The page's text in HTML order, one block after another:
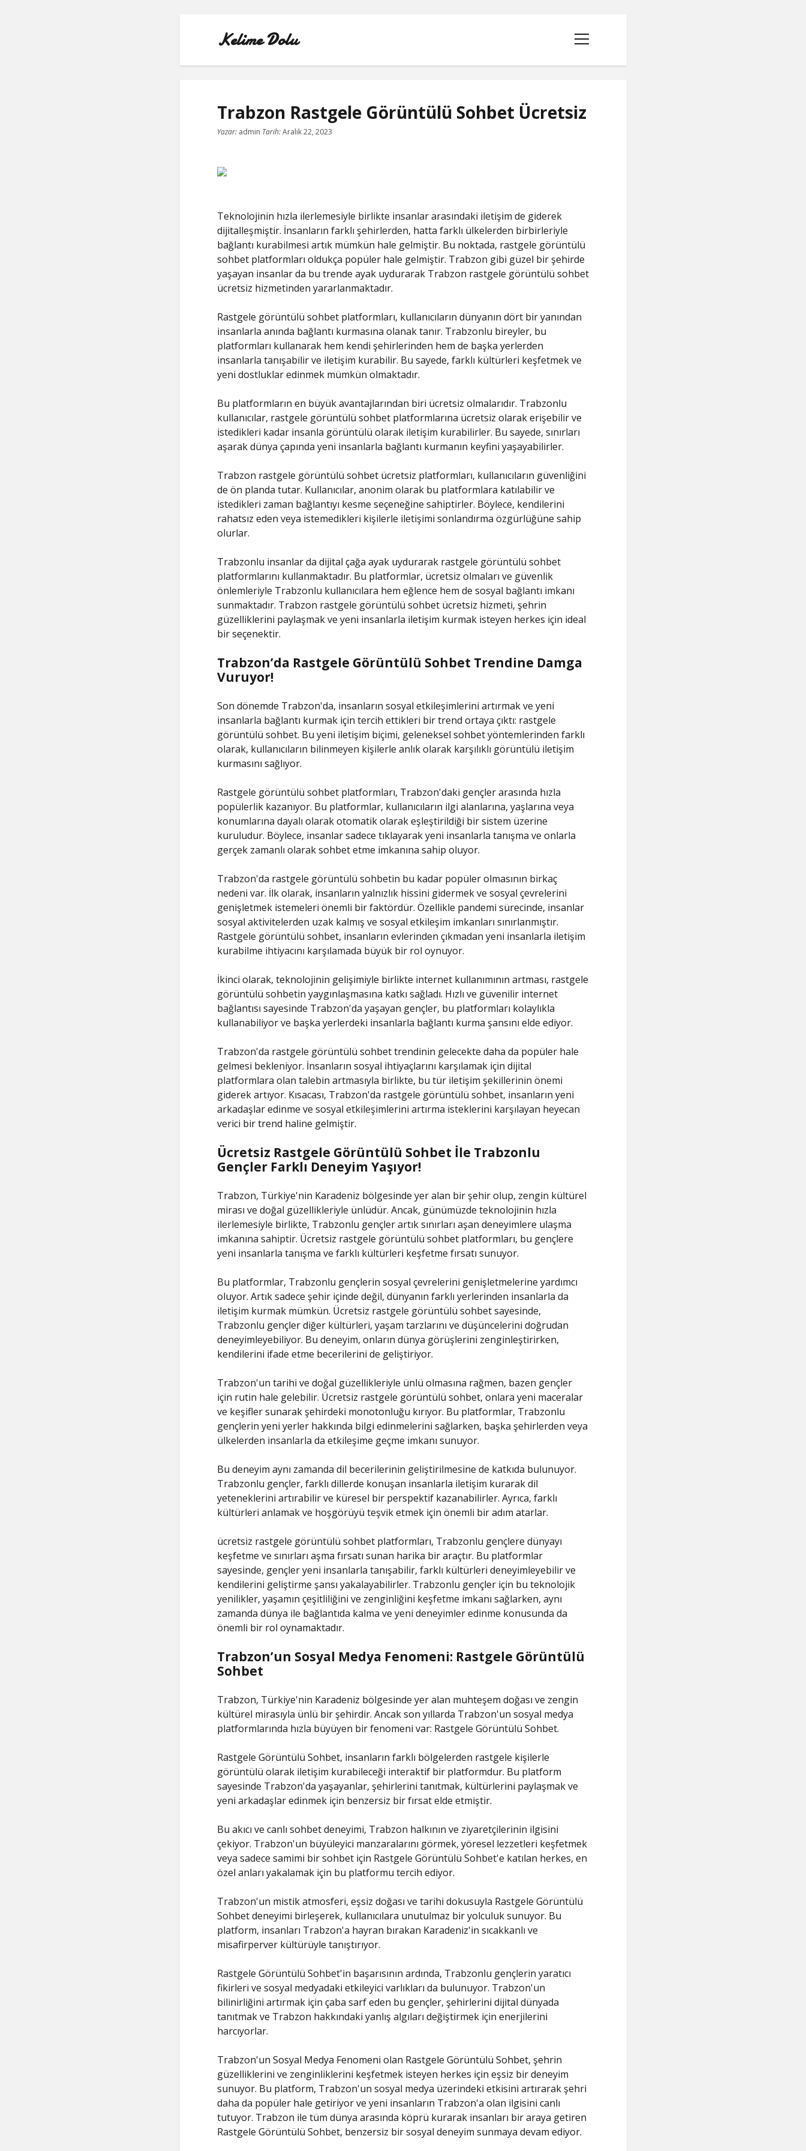
Kelime Dolu
menüyü
aç
INSTAGRAM BOT HESAPLARININ HIKAYEME BAKMASI
TWITTER FAVORI KASMA PARASIZ
TWITTER TAKIPÇI HILESI ŞIFRESIZ
Trabzon Rastgele Görüntülü Sohbet Ücretsiz
Yazar:admin Tarih:Aralık 22, 2023
Teknolojinin hızla ilerlemesiyle birlikte insanlar arasındaki iletişim de giderek
dijitalleşmiştir. İnsanların farklı şehirlerden, hatta farklı ülkelerden birbirleriyle
bağlantı kurabilmesi artık mümkün hale gelmiştir. Bu noktada, rastgele görüntülü
sohbet platformları oldukça popüler hale gelmiştir. Trabzon gibi güzel bir şehirde
yaşayan insanlar da bu trende ayak uydurarak Trabzon rastgele görüntülü sohbet
ücretsiz hizmetinden yararlanmaktadır.
Rastgele görüntülü sohbet platformları, kullanıcıların dünyanın dört bir yanından
insanlarla anında bağlantı kurmasına olanak tanır. Trabzonlu bireyler, bu
platformları kullanarak hem kendi şehirlerinden hem de başka yerlerden
insanlarla tanışabilir ve iletişim kurabilir. Bu sayede, farklı kültürleri keşfetmek ve
yeni dostluklar edinmek mümkün olmaktadır.
Bu platformların en büyük avantajlarından biri ücretsiz olmalarıdır. Trabzonlu
kullanıcılar, rastgele görüntülü sohbet platformlarına ücretsiz olarak erişebilir ve
istedikleri kadar insanla görüntülü olarak iletişim kurabilirler. Bu sayede, sınırları
aşarak dünya çapında yeni insanlarla bağlantı kurmanın keyfini yaşayabilirler.
Trabzon rastgele görüntülü sohbet ücretsiz platformları, kullanıcıların güvenliğini
de ön planda tutar. Kullanıcılar, anonim olarak bu platformlara katılabilir ve
istedikleri zaman bağlantıyı kesme seçeneğine sahiptirler. Böylece, kendilerini
rahatsız eden veya istemedikleri kişilerle iletişimi sonlandırma özgürlüğüne sahip
olurlar.
Trabzonlu insanlar da dijital çağa ayak uydurarak rastgele görüntülü sohbet
platformlarını kullanmaktadır. Bu platformlar, ücretsiz olmaları ve güvenlik
önlemleriyle Trabzonlu kullanıcılara hem eğlence hem de sosyal bağlantı imkanı
sunmaktadır. Trabzon rastgele görüntülü sohbet ücretsiz hizmeti, şehrin
güzelliklerini paylaşmak ve yeni insanlarla iletişim kurmak isteyen herkes için ideal
bir seçenektir.
Trabzon’da Rastgele Görüntülü Sohbet Trendine Damga
Vuruyor!
Son dönemde Trabzon'da, insanların sosyal etkileşimlerini artırmak ve yeni
insanlarla bağlantı kurmak için tercih ettikleri bir trend ortaya çıktı: rastgele
görüntülü sohbet. Bu yeni iletişim biçimi, geleneksel sohbet yöntemlerinden farklı
olarak, kullanıcıların bilinmeyen kişilerle anlık olarak karşılıklı görüntülü iletişim
kurmasını sağlıyor.
Rastgele görüntülü sohbet platformları, Trabzon'daki gençler arasında hızla
popülerlik kazanıyor. Bu platformlar, kullanıcıların ilgi alanlarına, yaşlarına veya
konumlarına dayalı olarak otomatik olarak eşleştirildiği bir sistem üzerine
kuruludur. Böylece, insanlar sadece tıklayarak yeni insanlarla tanışma ve onlarla
gerçek zamanlı olarak sohbet etme imkanına sahip oluyor.
Trabzon'da rastgele görüntülü sohbetin bu kadar popüler olmasının birkaç
nedeni var. İlk olarak, insanların yalnızlık hissini gidermek ve sosyal çevrelerini
genişletmek istemeleri önemli bir faktördür. Özellikle pandemi sürecinde, insanlar
sosyal aktivitelerden uzak kalmış ve sosyal etkileşim imkanları sınırlanmıştır.
Rastgele görüntülü sohbet, insanların evlerinden çıkmadan yeni insanlarla iletişim
kurabilme ihtiyacını karşılamada büyük bir rol oynuyor.
İkinci olarak, teknolojinin gelişimiyle birlikte internet kullanımının artması, rastgele
görüntülü sohbetin yaygınlaşmasına katkı sağladı. Hızlı ve güvenilir internet
bağlantısı sayesinde Trabzon'da yaşayan gençler, bu platformları kolaylıkla
kullanabiliyor ve başka yerlerdeki insanlarla bağlantı kurma şansını elde ediyor.
Trabzon'da rastgele görüntülü sohbet trendinin gelecekte daha da popüler hale
gelmesi bekleniyor. İnsanların sosyal ihtiyaçlarını karşılamak için dijital
platformlara olan talebin artmasıyla birlikte, bu tür iletişim şekillerinin önemi
giderek artıyor. Kısacası, Trabzon'da rastgele görüntülü sohbet, insanların yeni
arkadaşlar edinme ve sosyal etkileşimlerini artırma isteklerini karşılayan heyecan
verici bir trend haline gelmiştir.
Ücretsiz Rastgele Görüntülü Sohbet İle Trabzonlu
Gençler Farklı Deneyim Yaşıyor!
Trabzon, Türkiye'nin Karadeniz bölgesinde yer alan bir şehir olup, zengin kültürel
mirası ve doğal güzellikleriyle ünlüdür. Ancak, günümüzde teknolojinin hızla
ilerlemesiyle birlikte, Trabzonlu gençler artık sınırları aşan deneyimlere ulaşma
imkanına sahiptir. Ücretsiz rastgele görüntülü sohbet platformları, bu gençlere
yeni insanlarla tanışma ve farklı kültürleri keşfetme fırsatı sunuyor.
Bu platformlar, Trabzonlu gençlerin sosyal çevrelerini genişletmelerine yardımcı
oluyor. Artık sadece şehir içinde değil, dünyanın farklı yerlerinden insanlarla da
iletişim kurmak mümkün. Ücretsiz rastgele görüntülü sohbet sayesinde,
Trabzonlu gençler diğer kültürleri, yaşam tarzlarını ve düşüncelerini doğrudan
deneyimleyebiliyor. Bu deneyim, onların dünya görüşlerini zenginleştirirken,
kendilerini ifade etme becerilerini de geliştiriyor.
Trabzon'un tarihi ve doğal güzellikleriyle ünlü olmasına rağmen, bazen gençler
için rutin hale gelebilir. Ücretsiz rastgele görüntülü sohbet, onlara yeni maceralar
ve keşifler sunarak şehirdeki monotonluğu kırıyor. Bu platformlar, Trabzonlu
gençlerin yeni yerler hakkında bilgi edinmelerini sağlarken, başka şehirlerden veya
ülkelerden insanlarla da etkileşime geçme imkanı sunuyor.
Bu deneyim aynı zamanda dil becerilerinin geliştirilmesine de katkıda bulunuyor.
Trabzonlu gençler, farklı dillerde konuşan insanlarla iletişim kurarak dil
yeteneklerini artırabilir ve küresel bir perspektif kazanabilirler. Ayrıca, farklı
kültürleri anlamak ve hoşgörüyü teşvik etmek için önemli bir adım atarlar.
ücretsiz rastgele görüntülü sohbet platformları, Trabzonlu gençlere dünyayı
keşfetme ve sınırları aşma fırsatı sunan harika bir araçtır. Bu platformlar
sayesinde, gençler yeni insanlarla tanışabilir, farklı kültürleri deneyimleyebilir ve
kendilerini geliştirme şansı yakalayabilirler. Trabzonlu gençler için bu teknolojik
yenilikler, yaşamın çeşitliliğini ve zenginliğini keşfetme imkanı sağlarken, aynı
zamanda dünya ile bağlantıda kalma ve yeni deneyimler edinme konusunda da
önemli bir rol oynamaktadır.
Trabzon’un Sosyal Medya Fenomeni: Rastgele Görüntülü
Sohbet
Trabzon, Türkiye'nin Karadeniz bölgesinde yer alan muhteşem doğası ve zengin
kültürel mirasıyla ünlü bir şehirdir. Ancak son yıllarda Trabzon'un sosyal medya
platformlarında hızla büyüyen bir fenomeni var: Rastgele Görüntülü Sohbet.
Rastgele Görüntülü Sohbet, insanların farklı bölgelerden rastgele kişilerle
görüntülü olarak iletişim kurabileceği interaktif bir platformdur. Bu platform
sayesinde Trabzon'da yaşayanlar, şehirlerini tanıtmak, kültürlerini paylaşmak ve
yeni arkadaşlar edinmek için benzersiz bir fırsat elde etmiştir.
Bu akıcı ve canlı sohbet deneyimi, Trabzon halkının ve ziyaretçilerinin ilgisini
çekiyor. Trabzon'un büyüleyici manzaralarını görmek, yöresel lezzetleri keşfetmek
veya sadece samimi bir sohbet için Rastgele Görüntülü Sohbet'e katılan herkes, en
özel anları yakalamak için bu platformu tercih ediyor.
Trabzon'un mistik atmosferi, eşsiz doğası ve tarihi dokusuyla Rastgele Görüntülü
Sohbet deneyimi birleşerek, kullanıcılara unutulmaz bir yolculuk sunuyor. Bu
platform, insanları Trabzon'a hayran bırakan Karadeniz'in sıcakkanlı ve
misafirperver kültürüyle tanıştırıyor.
Rastgele Görüntülü Sohbet'in başarısının ardında, Trabzonlu gençlerin yaratıcı
fikirleri ve sosyal medyadaki etkileyici varlıkları da bulunuyor. Trabzon'un
bilinirliğini artırmak için çaba sarf eden bu gençler, şehirlerini dijital dünyada
tanıtmak ve Trabzon hakkındaki yanlış algıları değiştirmek için enerjilerini
harcıyorlar.
Trabzon'un Sosyal Medya Fenomeni olan Rastgele Görüntülü Sohbet, şehrin
güzelliklerini ve zenginliklerini keşfetmek isteyen herkes için eşsiz bir deneyim
sunuyor. Bu platform, Trabzon'un sosyal medya üzerindeki etkisini artırarak şehri
daha da popüler hale getiriyor ve yeni insanların Trabzon'a olan ilgisini canlı
tutuyor. Trabzon ile tüm dünya arasında köprü kurarak insanları bir araya getiren
Rastgele Görüntülü Sohbet, benzersiz bir sosyal deneyim sunmaya devam ediyor.